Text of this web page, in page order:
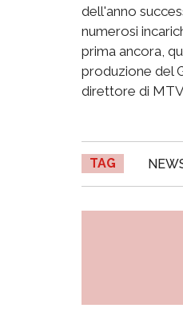
dell'anno
numerosi
prima ancora,
produzione del
direttore di
TAG